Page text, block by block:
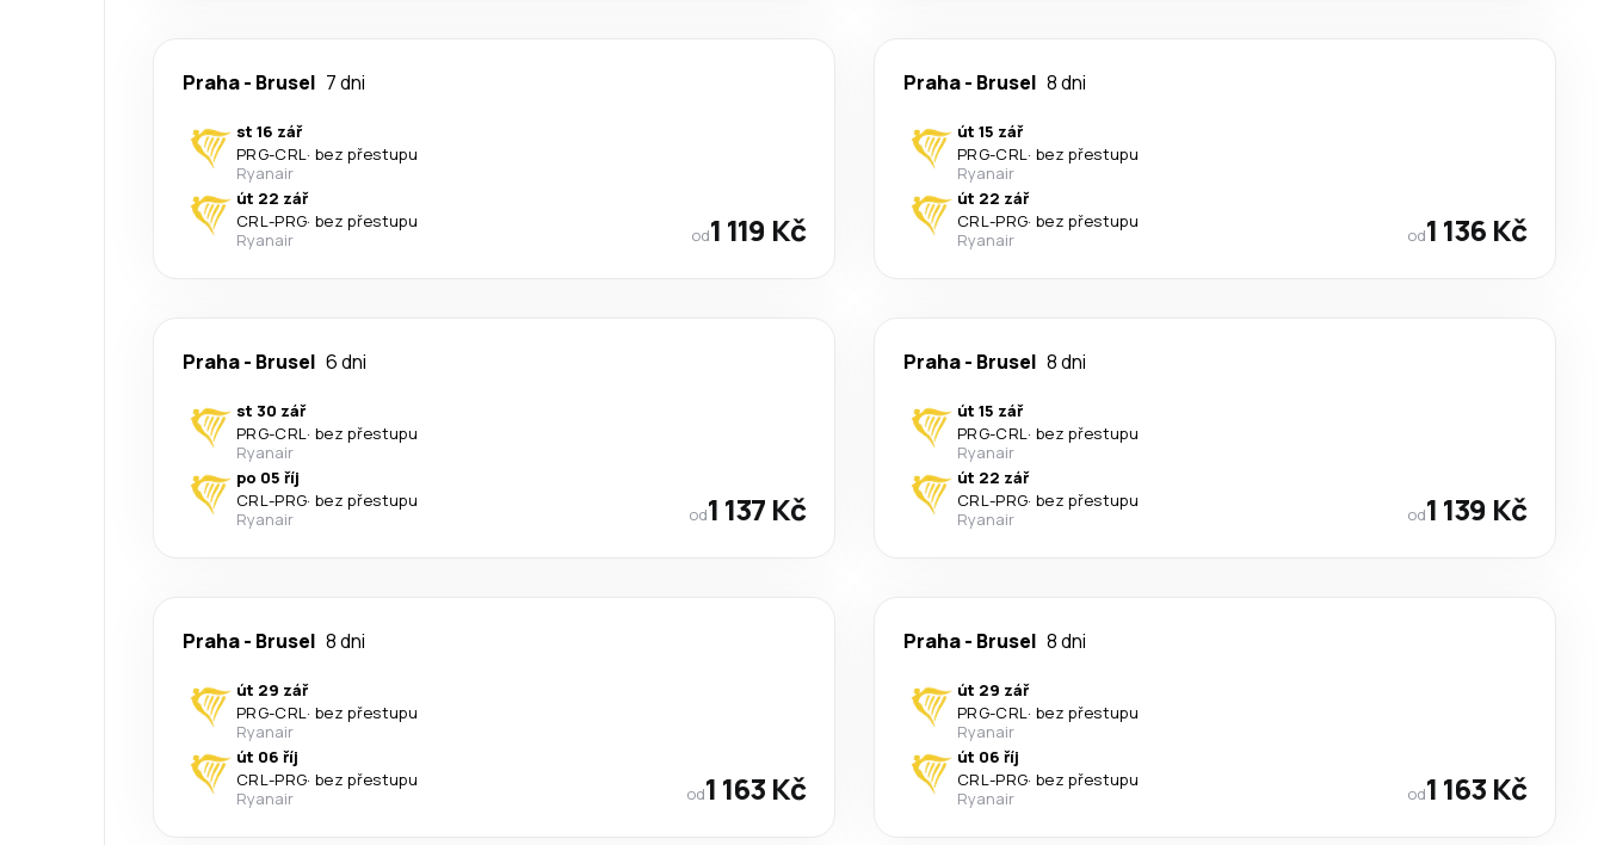
Praha- Brusel 7 dni
st 16 zář
PRG-CRL · bez přestupu
Ryanair
út 22 zář
CRL -PRG· bez přestupu
Ryanair
od1 119 Kč
Praha- Brusel 8 dni
út 15 zář
PRG-CRL · bez přestupu
Ryanair
út 22 zář
CRL -PRG· bez přestupu
Ryanair
od1 136 Kč
Praha- Brusel 6 dni
st 30 zář
PRG-CRL · bez přestupu
Ryanair
po 05 říj
CRL -PRG· bez přestupu
Ryanair
od1 137 Kč
Praha- Brusel 8 dni
út 15 zář
PRG-CRL · bez přestupu
Ryanair
út 22 zář
CRL -PRG· bez přestupu
Ryanair
od1 139 Kč
Praha- Brusel 8 dni
út 29 zář
PRG-CRL · bez přestupu
Ryanair
út 06 říj
CRL -PRG· bez přestupu
Ryanair
od1 163 Kč
Praha- Brusel 8 dni
út 29 zář
PRG-CRL · bez přestupu
Ryanair
út 06 říj
CRL -PRG· bez přestupu
Ryanair
od1 163 Kč